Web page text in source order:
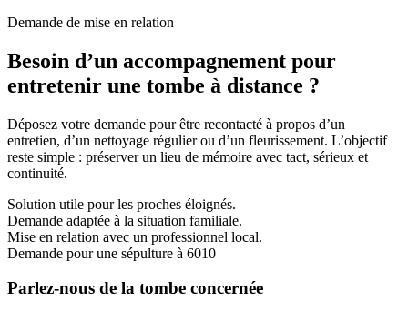
Demande de mise en relation
Besoin d’un accompagnement pour
entretenir une tombe à distance ?
Déposez votre demande pour être recontacté à propos d’un
entretien, d’un nettoyage régulier ou d’un fleurissement. L’objectif
reste simple : préserver un lieu de mémoire avec tact, sérieux et
continuité.
Solution utile pour les proches éloignés.
Demande adaptée à la situation familiale.
Mise en relation avec un professionnel local.
Demande pour une sépulture à 6010
Parlez-nous de la tombe concernée